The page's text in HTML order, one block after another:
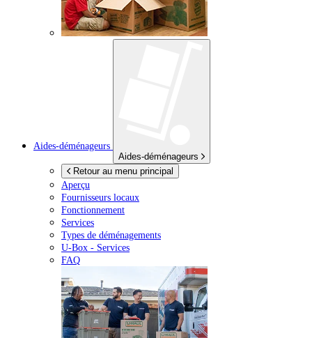
Aides-déménageurs
Aides-déménageurs
Retour au menu principal
Aperçu
Fournisseurs locaux
Fonctionnement
Services
Types de déménagements
U-Box - Services
FAQ